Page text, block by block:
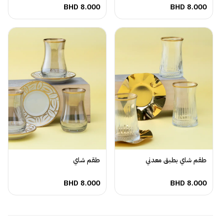
BHD 8.000
BHD 8.000
طقم شاي بطبق معدني
BHD 8.000
طقم شاي
BHD 8.000